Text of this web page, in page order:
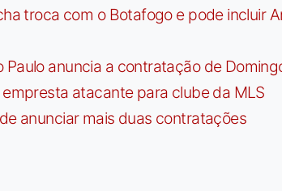
troca com o Botafogo e pode incluir
Paulo anuncia a contratação de
empresta atacante para clube da MLS
anunciar mais duas contratações